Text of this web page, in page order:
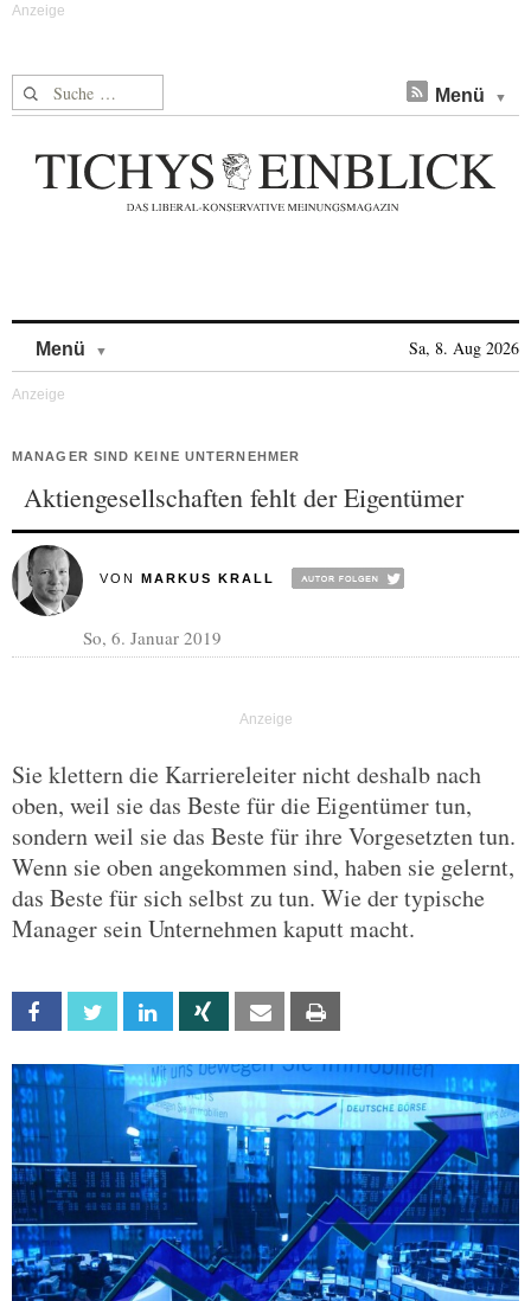
Suche nach: Menü
Menü Sa, 8. Aug 2026
MANAGER SIND KEINE UNTERNEHMER
Aktiengesellschaften fehlt der Eigentümer
VON MARKUS KRALL
So, 6. Januar 2019
Sie klettern die Karriereleiter nicht deshalb nach
oben, weil sie das Beste für die Eigentümer tun,
sondern weil sie das Beste für ihre Vorgesetzten tun.
Wenn sie oben angekommen sind, haben sie gelernt,
das Beste für sich selbst zu tun. Wie der typische
Manager sein Unternehmen kaputt macht.
Facebook Twitter Linkedin Xing Email